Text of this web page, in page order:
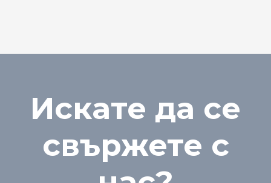
Искате да се
свържете с